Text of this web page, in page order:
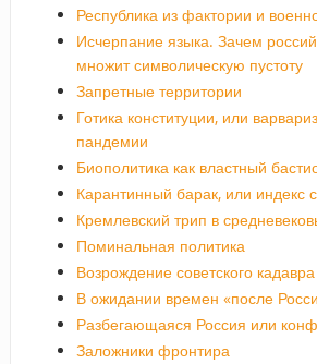
Республика из фактории и
Исчерпание языка. Зачем
множит символическую пустоту
Запретные территории
Готика конституции, или
пандемии
Биополитика как властный
Карантинный барак, или индекс
Кремлевский трип в
Поминальная политика
Возрождение советского кадавра
В ожидании времен «после
Разбегающаяся Россия или
Заложники фронтира